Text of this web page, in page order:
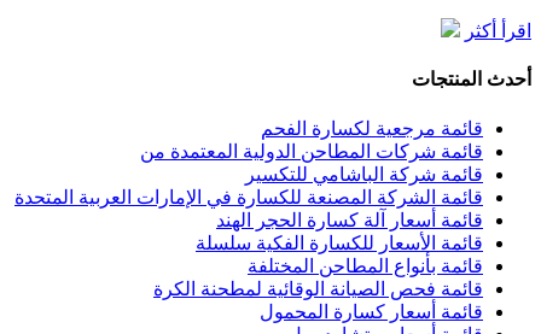
اقرأ أكثر
أحدث المنتجات
قائمة مرجعية لكسارة الفحم
قائمة شركات المطاحن الدولية المعتمدة من
قائمة شركة الباشامي للتكسير
قائمة الشركة المصنعة للكسارة في الإمارات العربية المتحدة
قائمة أسعار آلة كسارة الحجر الهند
قائمة الأسعار للكسارة الفكية سلسلة
قائمة بأنواع المطاحن المختلفة
قائمة فحص الصيانة الوقائية لمطحنة الكرة
قائمة أسعار كسارة المحمول